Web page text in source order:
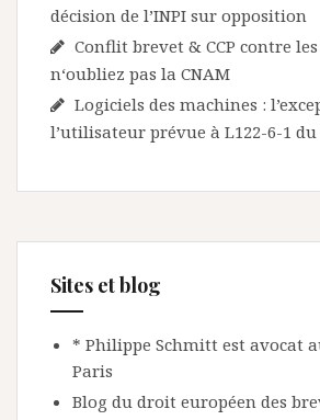
décision de l’INPI sur opposition
Conflit brevet & CCP contre
n‘oubliez pas la CNAM
Logiciels des machines :
l’utilisateur prévue à L122-6-1 du
Sites et blog
* Philippe Schmitt est avocat
Paris
Blog du droit européen des